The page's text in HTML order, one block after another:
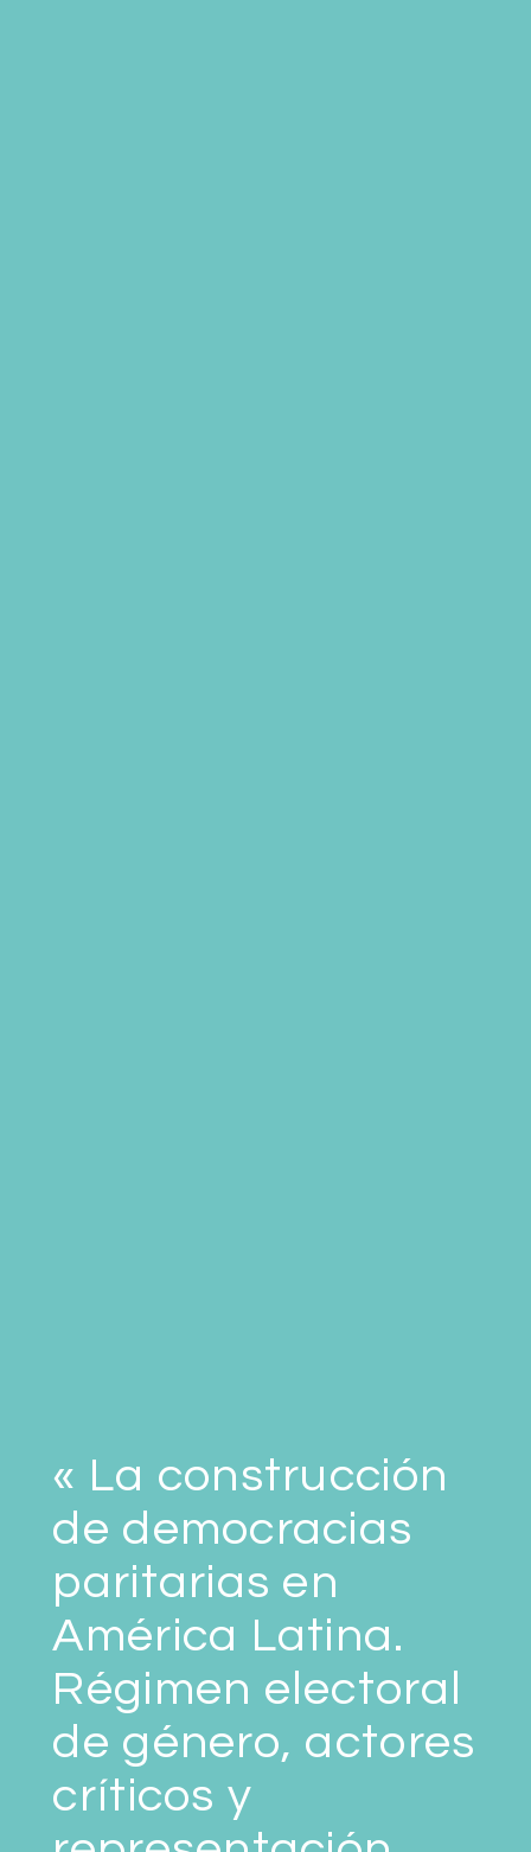
« La construcción
de democracias
paritarias en
América Latina.
Régimen electoral
de género, actores
críticos y